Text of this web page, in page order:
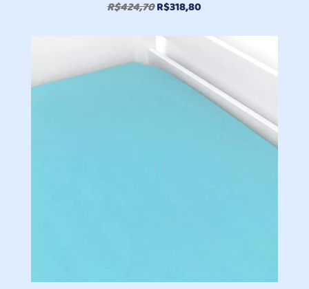
R$424,70O
original
era:
R$424,70.
R$318,80
atual